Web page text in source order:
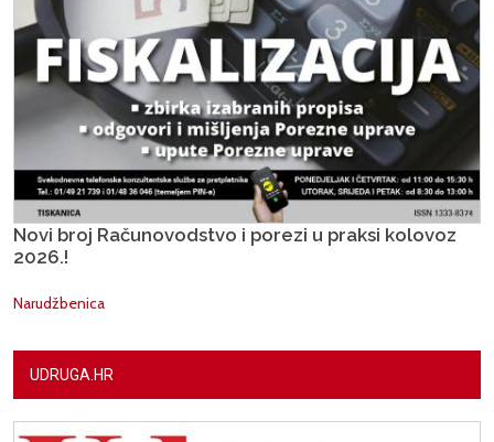
Novi broj Računovodstvo i porezi u praksi kolovoz
2026.!
Narudžbenica
UDRUGA.HR